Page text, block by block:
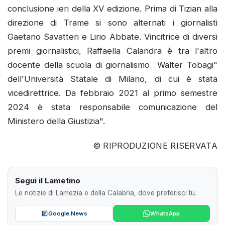
conclusione ieri della XV edizione. Prima di Tizian alla
direzione di Trame si sono alternati i giornalisti
Gaetano Savatteri e Lirio Abbate. Vincitrice di diversi
premi giornalistici, Raffaella Calandra è tra l'altro
docente della scuola di giornalismo Walter Tobagi"
dell'Università Statale di Milano, di cui è stata
vicedirettrice. Da febbraio 2021 al primo semestre
2024 è stata responsabile comunicazione del
Ministero della Giustizia".
© RIPRODUZIONE RISERVATA
Segui il Lametino
Le notizie di Lamezia e della Calabria, dove preferisci tu.
Google News WhatsApp